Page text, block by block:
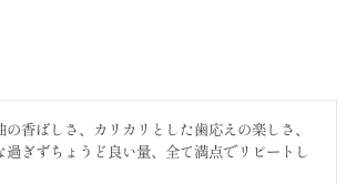
香ばしさ、カリカリとした歯応えの楽しさ、
過ぎずちょうど良い量、全て満点でリピートし